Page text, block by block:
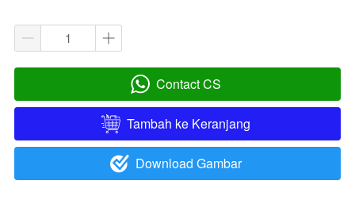
` Contact CS
` Tambah ke Keranjang
` Download Gambar